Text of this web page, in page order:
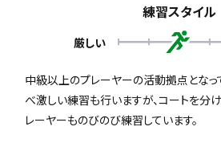
練習スタイル
厳しい
中級以上のプレーヤーの活動拠点となっ
べ激しい練習も行いますが、コートを分
レーヤーものびのび練習しています。